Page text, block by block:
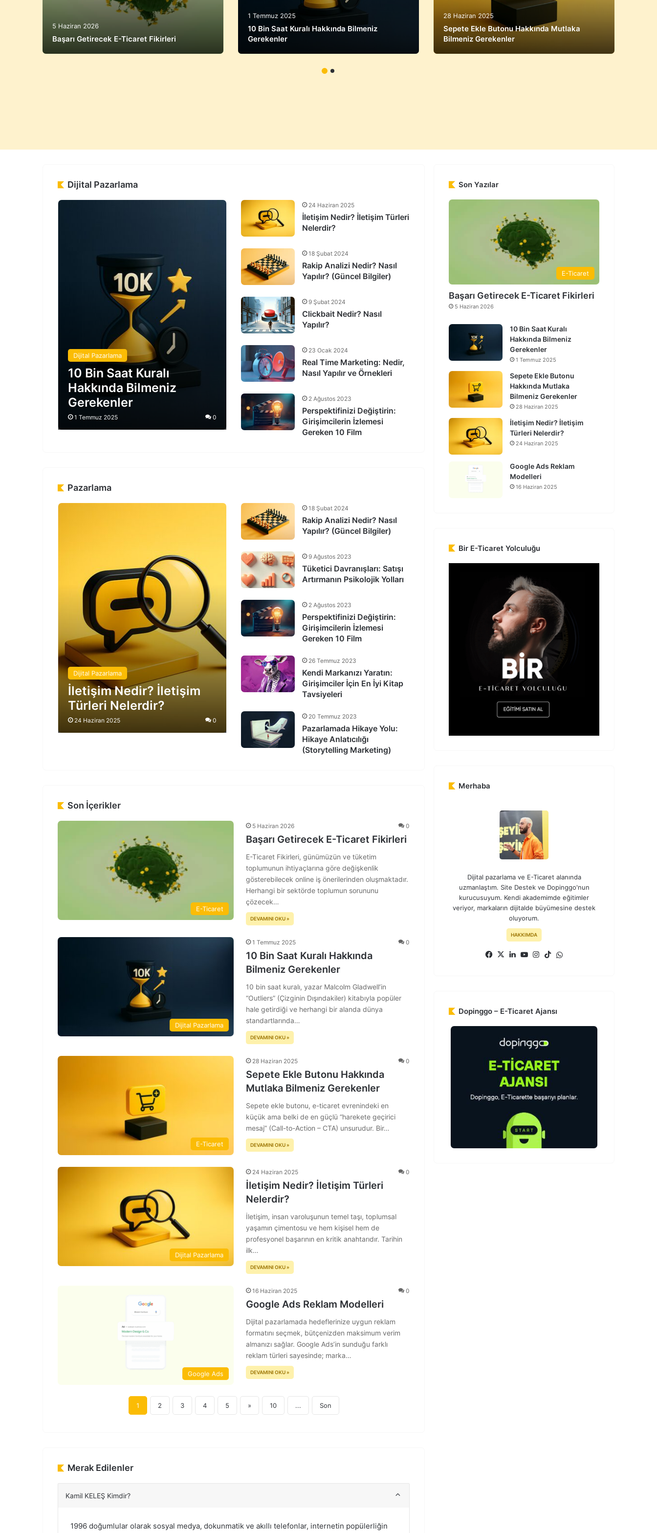
5 Haziran 2026
Başarı Getirecek E-Ticaret Fikirleri
1 Temmuz 2025
10 Bin Saat Kuralı Hakkında Bilmeniz
Gerekenler
28 Haziran 2025
Sepete Ekle Butonu Hakkında Mutlaka
Bilmeniz Gerekenler
Dijital Pazarlama
Dijital Pazarlama
10 Bin Saat Kuralı
Hakkında Bilmeniz
Gerekenler
1 Temmuz 2025 0
24 Haziran 2025
İletişim Nedir? İletişim Türleri
Nelerdir?
18 Şubat 2024
Rakip Analizi Nedir? Nasıl
Yapılır? (Güncel Bilgiler)
9 Şubat 2024
Clickbait Nedir? Nasıl
Yapılır?
23 Ocak 2024
Real Time Marketing: Nedir,
Nasıl Yapılır ve Örnekleri
2 Ağustos 2023
Perspektifinizi Değiştirin:
Girişimcilerin İzlemesi
Gereken 10 Film
Pazarlama
Dijital Pazarlama
İletişim Nedir? İletişim
Türleri Nelerdir?
24 Haziran 2025 0
18 Şubat 2024
Rakip Analizi Nedir? Nasıl
Yapılır? (Güncel Bilgiler)
9 Ağustos 2023
Tüketici Davranışları: Satışı
Artırmanın Psikolojik Yolları
2 Ağustos 2023
Perspektifinizi Değiştirin:
Girişimcilerin İzlemesi
Gereken 10 Film
26 Temmuz 2023
Kendi Markanızı Yaratın:
Girişimciler İçin En İyi Kitap
Tavsiyeleri
20 Temmuz 2023
Pazarlamada Hikaye Yolu:
Hikaye Anlatıcılığı
(Storytelling Marketing)
Son İçerikler
E-Ticaret
5 Haziran 2026 0
Başarı Getirecek E-Ticaret Fikirleri
E-Ticaret Fikirleri, günümüzün ve tüketim
toplumunun ihtiyaçlarına göre değişkenlik
gösterebilecek online iş önerilerinden oluşmaktadır.
Herhangi bir sektörde toplumun sorununu
çözecek…
DEVAMINI OKU »
Dijital Pazarlama
1 Temmuz 2025 0
10 Bin Saat Kuralı Hakkında
Bilmeniz Gerekenler
10 bin saat kuralı, yazar Malcolm Gladwell’in
“Outliers” (Çizginin Dışındakiler) kitabıyla popüler
hale getirdiği ve herhangi bir alanda dünya
standartlarında…
DEVAMINI OKU »
E-Ticaret
28 Haziran 2025 0
Sepete Ekle Butonu Hakkında
Mutlaka Bilmeniz Gerekenler
Sepete ekle butonu, e-ticaret evrenindeki en
küçük ama belki de en güçlü “harekete geçirici
mesaj” (Call-to-Action – CTA) unsurudur. Bir…
DEVAMINI OKU »
Dijital Pazarlama
24 Haziran 2025 0
İletişim Nedir? İletişim Türleri
Nelerdir?
İletişim, insan varoluşunun temel taşı, toplumsal
yaşamın çimentosu ve hem kişisel hem de
profesyonel başarının en kritik anahtarıdır. Tarihin
ilk…
DEVAMINI OKU »
Google Ads
16 Haziran 2025 0
Google Ads Reklam Modelleri
Dijital pazarlamada hedeflerinize uygun reklam
formatını seçmek, bütçenizden maksimum verim
almanızı sağlar. Google Ads’in sunduğu farklı
reklam türleri sayesinde; marka…
DEVAMINI OKU »
1 2 3 4 5 » 10 ... Son
Merak Edilenler
Kamil KELEŞ Kimdir?
1996 doğumlular olarak sosyal medya, dokunmatik ve akıllı telefonlar, internetin popülerliğin
Son Yazılar
E-Ticaret
Başarı Getirecek E-Ticaret Fikirleri
5 Haziran 2026
10 Bin Saat Kuralı
Hakkında Bilmeniz
Gerekenler
1 Temmuz 2025
Sepete Ekle Butonu
Hakkında Mutlaka
Bilmeniz Gerekenler
28 Haziran 2025
İletişim Nedir? İletişim
Türleri Nelerdir?
24 Haziran 2025
Google Ads Reklam
Modelleri
16 Haziran 2025
Bir E-Ticaret Yolculuğu
Merhaba
Dijital pazarlama ve E-Ticaret alanında
uzmanlaştım. Site Destek ve Dopinggo'nun
kurucusuyum. Kendi akademimde eğitimler
veriyor, markaların dijitalde büyümesine destek
oluyorum.
HAKKIMDA
Facebook
X LinkedInYouTube
Instagram
TikTok
Dopinggo – E-Ticaret Ajansı